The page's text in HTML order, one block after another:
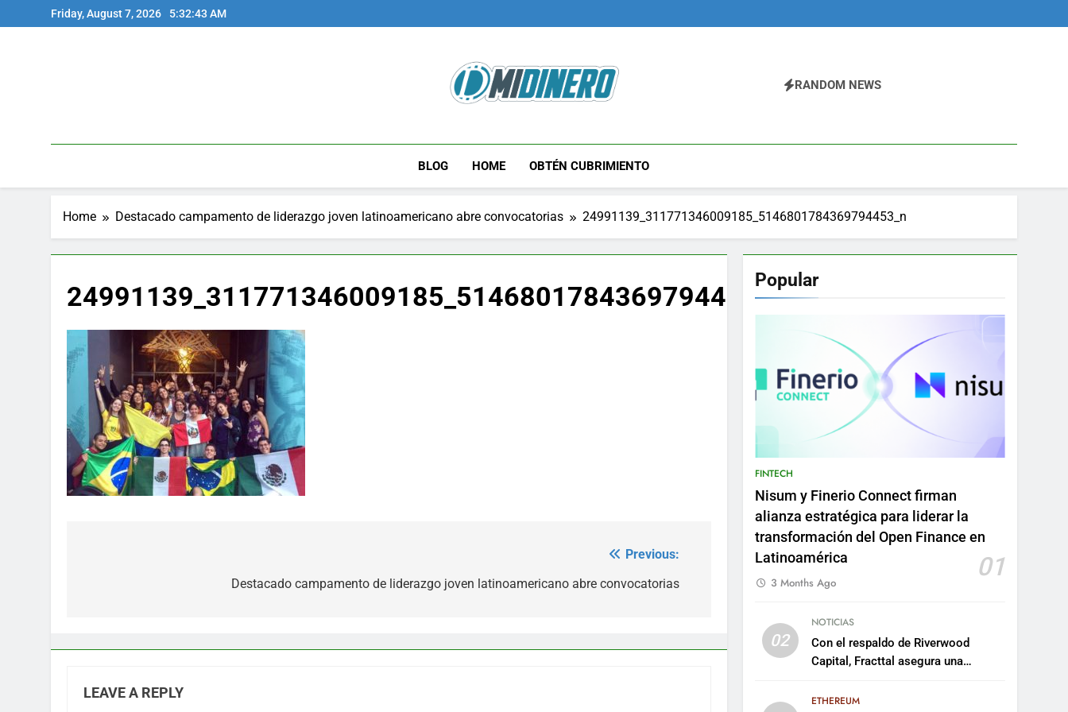
to
Friday, August 7, 2026 5:32:43 AM
Midinero.co
RANDOM NEWS
BLOG HOME OBTÉN CUBRIMIENTO
Home Destacado campamento de liderazgo joven latinoamericano abre convocatorias 24991139_311771346009185_5146801784369794453_n
24991139_311771346009185_5146801784369794453_n
Previous:
Destacado campamento de liderazgo joven latinoamericano abre convocatorias
LEAVE A REPLY
Popular
FINTECH
Nisum y Finerio Connect firman
alianza estratégica para liderar la
transformación del Open Finance en
Latinoamérica
01
3 Months Ago
02
NOTICIAS
Con el respaldo de Riverwood
Capital, Fracttal asegura una
escalar su plataforma
ETHEREUM